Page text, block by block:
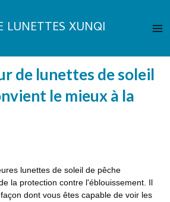
LUNETTES XUNQI
de lunettes de soleil
le mieux à la
lunettes de soleil de pêche
la protection contre l'éblouissement. Il
dont vous êtes capable de voir les